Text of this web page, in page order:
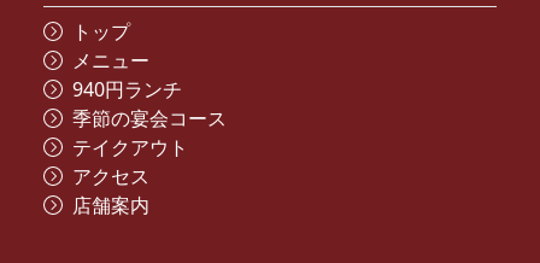
トップ
メニュー
940円ランチ
季節の宴会コース
テイクアウト
アクセス
店舗案内